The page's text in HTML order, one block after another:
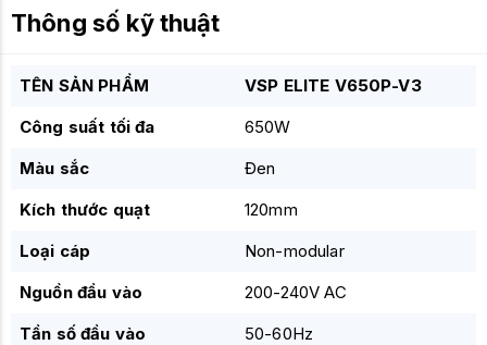
Thông số kỹ thuật
TÊN SẢN PHẨM
VSP ELITE V650P-V3
Công suất tối đa
650W
Màu sắc
Đen
Kích thước quạt
120mm
Loại cáp
Non-modular
Nguồn đầu vào
200-240V AC
Tần số đầu vào
50-60Hz